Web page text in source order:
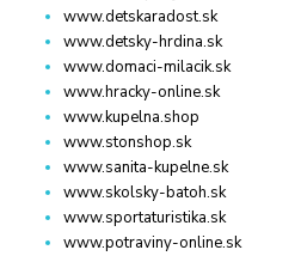
www.detskaradost.sk
www.detsky-hrdina.sk
www.domaci-milacik.sk
www.hracky-online.sk
www.kupelna.shop
www.stonshop.sk
www.sanita-kupelne.sk
www.skolsky-batoh.sk
www.sportaturistika.sk
www.potraviny-online.sk